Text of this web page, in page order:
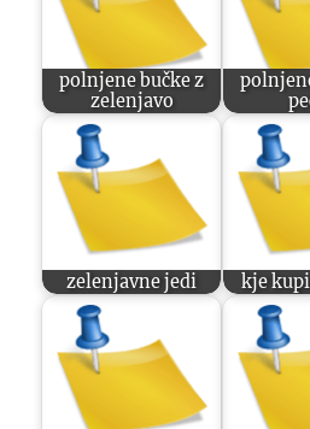
polnjene bučke z
zelenjavo
zelenjavne jedi kje